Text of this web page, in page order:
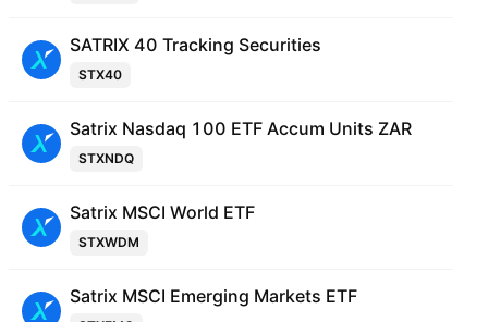
SATRIX 40 Tracking Securities
STX40
Satrix Nasdaq 100 ETF Accum Units ZAR
STXNDQ
Satrix MSCI World ETF
STXWDM
Satrix MSCI Emerging Markets ETF